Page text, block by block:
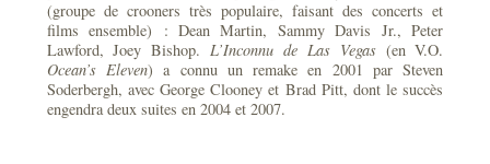
(groupe de crooners très populaire, faisant des concerts et
films ensemble) : Dean Martin, Sammy Davis Jr., Peter
Lawford, Joey Bishop.L’Inconnu de Las Vegas(en V.O.
Ocean’s Eleven) a connu un remake en 2001 par Steven
Soderbergh, avec George Clooney et Brad Pitt, dont le succès
engendra deux suites en 2004 et 2007.